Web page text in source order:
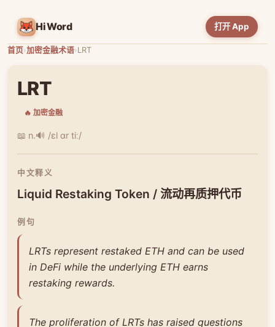
HiWord 打开 App
首页›加密金融术语›LRT
LRT
🔥 加密金融
📖 n.🔊 /ɛl ɑr tiː/
中文释义
Liquid Restaking Token / 流动再质押代币
例句
LRTs represent restaked ETH and can be used
in DeFi while the underlying ETH earns
restaking rewards.
The proliferation of LRTs has raised questions